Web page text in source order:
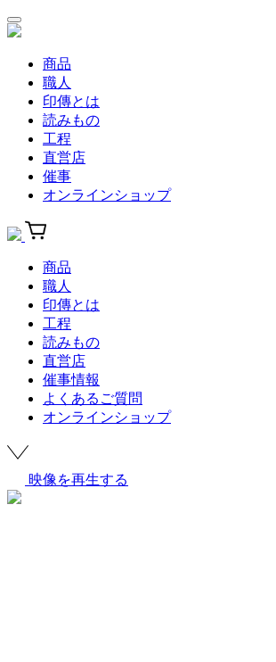
商品
職人
印傳とは
読みもの
工程
直営店
催事
オンラインショップ
商品
職人
印傳とは
工程
読みもの
直営店
催事情報
よくあるご質問
オンラインショップ
映像を再生する